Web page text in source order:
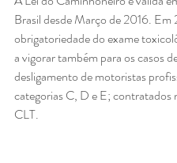
Brasil desde Março de 2016. Em
obrigatoriedade do exame
a vigorar também para os casos
desligamento de motoristas
categorias C, D e E; contratados
CLT.